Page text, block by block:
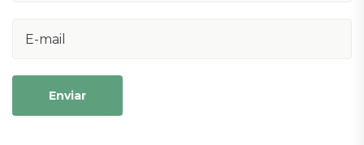
Enviar